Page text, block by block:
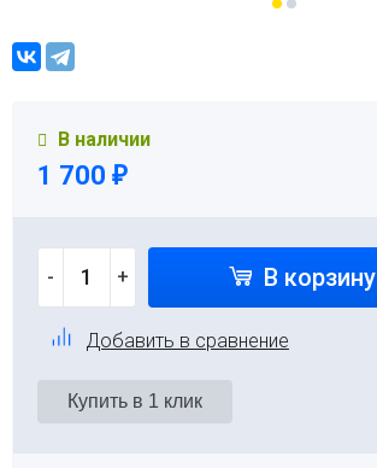
В наличии
1 700 ₽
- + В корзину
Добавить в сравнение